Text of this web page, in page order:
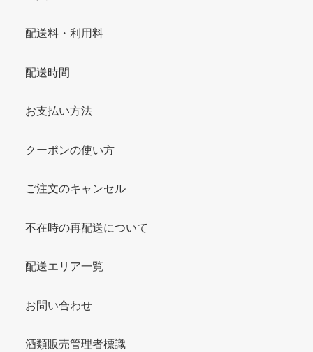
配送料・利用料
配送時間
お支払い方法
クーポンの使い方
ご注文のキャンセル
不在時の再配送について
配送エリア一覧
お問い合わせ
酒類販売管理者標識